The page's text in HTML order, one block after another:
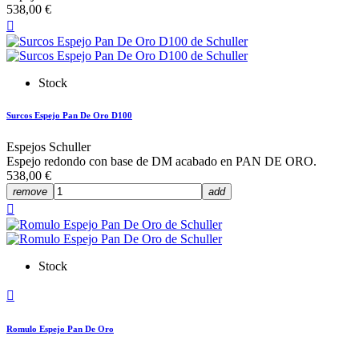
538,00 €

Stock
Surcos Espejo Pan De Oro D100
Espejos Schuller
Espejo redondo con base de DM acabado en PAN DE ORO.
538,00 €
remove add

Stock

Romulo Espejo Pan De Oro